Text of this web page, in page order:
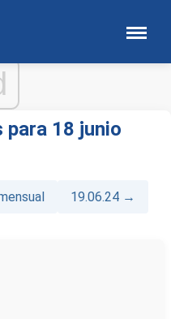
para 18 junio
19.06.24 →